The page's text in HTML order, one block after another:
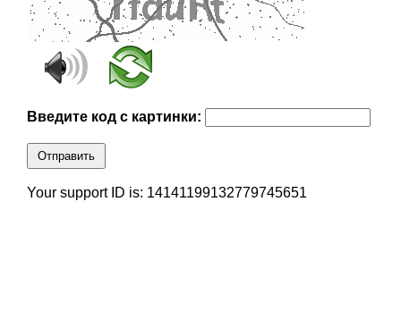
Введите код с картинки:
Отправить
Your support ID is: 14141199132779745651